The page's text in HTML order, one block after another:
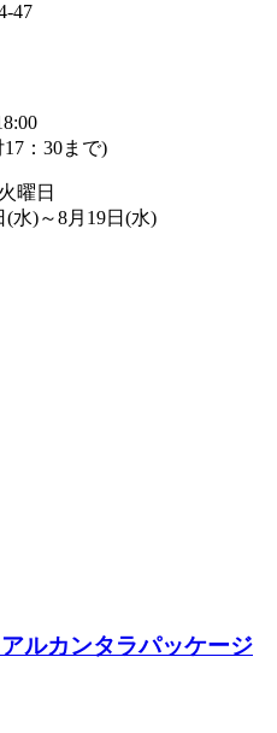
47
：30まで)
曜日
(水)～8月19日(水)
ルカンタラパッケージ